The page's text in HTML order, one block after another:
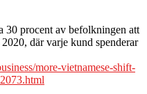
30 procent av befolkningen att
där varje kund spenderar
more-vietnamese-shift-